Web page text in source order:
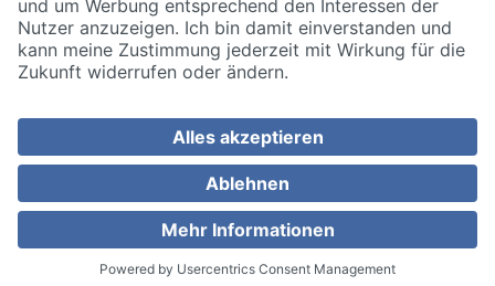
Disclaimer/Datenschutz
Allgemeine Geschäftsbedingungen
Cookie Einstellungen
MEDIZINISCH TOP. MENSCHLICH NAH.